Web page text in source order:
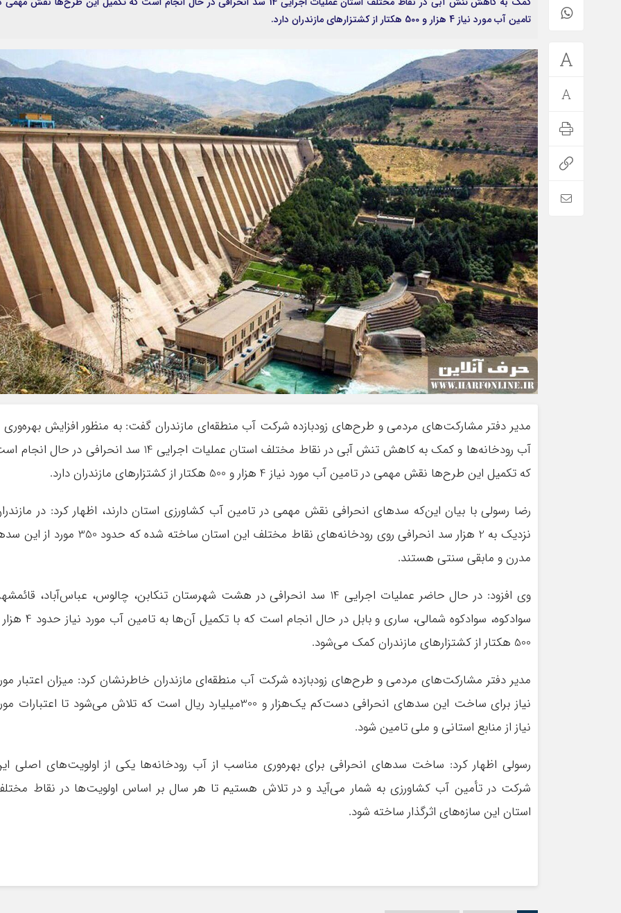
تامین آب مورد نیاز 4 هزار و 500 هکتار از کشتزارهای مازندران دارد.
مدیر دفتر مشارکت‌های مردمی و طرح‌های زودبازده شرکت آب منطقه‌ای مازندران گفت: به منظور افزایش بهره‌وری
آب‌ رودخانه‌ها و کمک به کاهش تنش آبی در نقاط مختلف استان عملیات اجرایی 14 سد انحرافی در حال
که تکمیل این طرح‌ها نقش مهمی در تامین آب مورد نیاز 4 هزار و 500 هکتار از کشتزارهای مازندران دارد.
رضا رسولی با بیان این‌که سدهای انحرافی نقش مهمی در تامین آب کشاورزی استان دارند، اظهار کرد: در
نزدیک به 2 هزار سد انحرافی روی رودخانه‌های نقاط مختلف این استان ساخته شده که حدود 350 مورد
مدرن و مابقی سنتی هستند.
وی افزود: در حال حاضر عملیات اجرایی 14 سد انحرافی در هشت شهرستان تنکابن، چالوس، عباس‌آباد،
سوادکوه، سوادکوه شمالی، ساری و بابل در حال انجام است که با تکمیل آن‌ها به
500 هکتار از کشتزارهای مازندران کمک می‌شود.
مدیر دفتر مشارکت‌های مردمی و طرح‌های زودبازده شرکت آب منطقه‌ای مازندران خاطرنشان کرد: میزان اعتبار
نیاز برای ساخت این سدهای انحرافی دست‌کم یک‌هزار و 300میلیارد ریال است که تلاش می‌شود تا اعتبارات
نیاز از منابع استانی و ملی تامین شود.
رسولی اظهار کرد: ساخت سدهای انحرافی برای بهره‌وری مناسب از آب رودخانه‌ها یکی از اولویت‌های اصلی
شرکت در تأمین آب کشاورزی به شمار می‌آید و در تلاش هستیم تا هر سال بر اساس اولویت‌ها در نقاط
استان این سازه‌های اثرگذار ساخته شود.